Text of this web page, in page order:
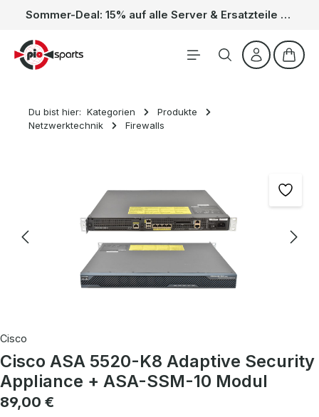
Zum Hauptinhalt springen Sommer-Deal: 15% auf alle Server & Ersatzteile – Kein Code nötig, der Rabatt wird automatisch im Warenkorb abgezogen. Gültig vom 01.06. bis 31.08.
Du bist hier: Kategorien
Produkte
Netzwerktechnik
Firewalls
Cisco
Cisco ASA 5520-K8 Adaptive Security
Appliance + ASA-SSM-10 Modul
Regulärer Preis:
89,00 €